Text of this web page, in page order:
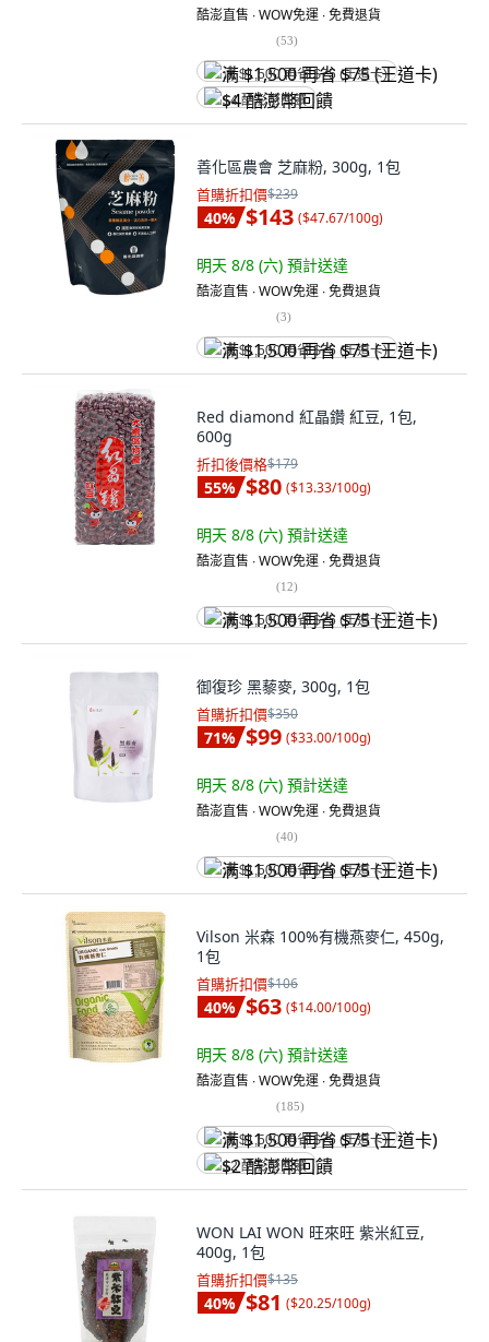
酷澎直售 ∙ WOW免運 ∙ 免費退貨
(53)
满 $1,500 再省 $75 (王道卡)
$4 酷澎幣回饋
善化區農會 芝麻粉, 300g, 1包
首購折扣價$239
40% $143 ($47.67/100g)
明天 8/8 (六) 預計送達
酷澎直售 ∙ WOW免運 ∙ 免費退貨
(3)
满 $1,500 再省 $75 (王道卡)
Red diamond 紅晶鑽 紅豆, 1包,
600g
折扣後價格$179
55% $80 ($13.33/100g)
明天 8/8 (六) 預計送達
酷澎直售 ∙ WOW免運 ∙ 免費退貨
(12)
满 $1,500 再省 $75 (王道卡)
御復珍 黑藜麥, 300g, 1包
首購折扣價$350
71% $99 ($33.00/100g)
明天 8/8 (六) 預計送達
酷澎直售 ∙ WOW免運 ∙ 免費退貨
(40)
满 $1,500 再省 $75 (王道卡)
Vilson 米森 100%有機燕麥仁, 450g,
1包
首購折扣價$106
40% $63 ($14.00/100g)
明天 8/8 (六) 預計送達
酷澎直售 ∙ WOW免運 ∙ 免費退貨
(185)
满 $1,500 再省 $75 (王道卡)
$2 酷澎幣回饋
WON LAI WON 旺來旺 紫米紅豆,
400g, 1包
首購折扣價$135
40% $81 ($20.25/100g)